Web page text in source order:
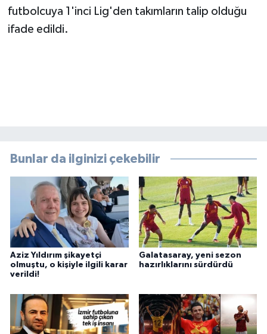
futbolcuya 1'inci Lig'den takımların talip olduğu
ifade edildi.
Bunlar da ilginizi çekebilir
Aziz Yıldırım şikayetçi
olmuştu, o kişiyle ilgili karar
verildi!
Galatasaray, yeni sezon
hazırlıklarını sürdürdü